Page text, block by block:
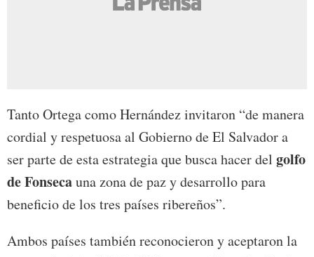
Tanto Ortega como Hernández invitaron “de manera
cordial y respetuosa al Gobierno de El Salvador a
ser parte de esta estrategia que busca hacer del golfo
de Fonsecauna zona de paz y desarrollo para
beneficio de los tres países ribereños”.
Ambos países también reconocieron y aceptaron la